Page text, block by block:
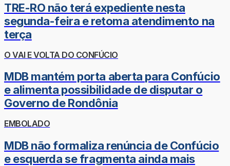
TRE-RO não terá expediente nesta
segunda-feira e retoma atendimento na
terça
O VAI E VOLTA DO CONFÚCIO
MDB mantém porta aberta para Confúcio
e alimenta possibilidade de disputar o
Governo de Rondônia
EMBOLADO
MDB não formaliza renúncia de Confúcio
e esquerda se fragmenta ainda mais